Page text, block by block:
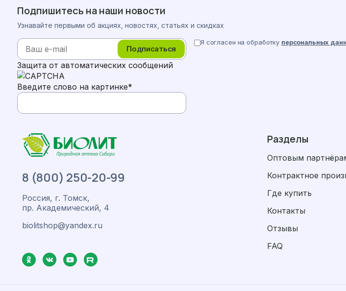
8 (800) 250-20-99
Россия, г. Томск,
пр. Академический, 4
biolitshop@yandex.ru
Разделы
Оптовым
Контрактное
Где купить
Контакты
Отзывы
FAQ
Подпишитесь на наши новости
Узнавайте первыми об акциях, новостях, статьях и скидках
Подписаться
Я согласен на обработку персональных
Защита от автоматических сообщений
Введите слово на картинке*